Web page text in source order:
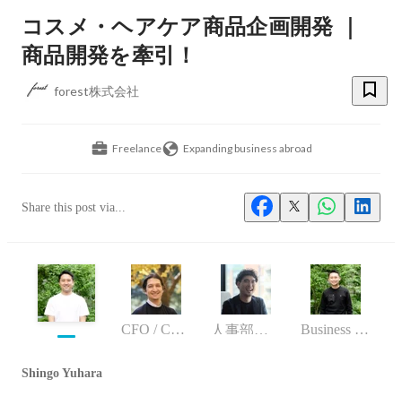
コスメ・ヘアケア商品企画開発 ｜
商品開発を牽引！
forest株式会社
Freelance Expanding business abroad
Share this post via...
CFO / Co-Founder 人事部人事部長 Business (Finance, HR etc.)
Shingo Yuhara